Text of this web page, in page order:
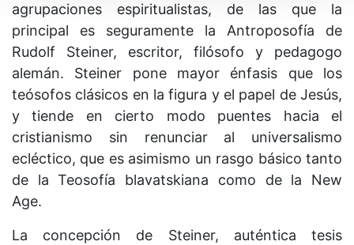
agrupaciones espiritualistas, de las que la
principal es seguramente la Antroposofía de
Rudolf Steiner, escritor, filósofo y pedagogo
alemán. Steiner pone mayor énfasis que los
teósofos clásicos en la figura y el papel de Jesús,
y tiende en cierto modo puentes hacia el
cristianismo sin renunciar al universalismo
ecléctico, que es asimismo un rasgo básico tanto
de la Teosofía blavatskiana como de la New
Age.
La concepción de Steiner, auténtica tesis